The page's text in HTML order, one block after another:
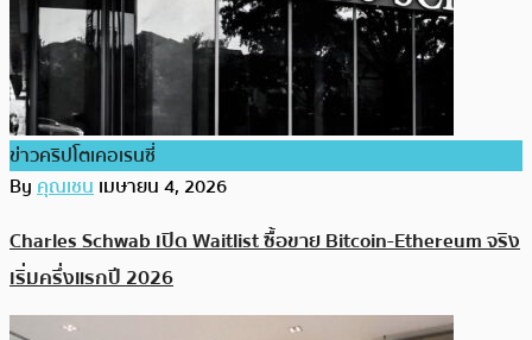
ข่าวคริปโตเคอเรนซี่
Byคุณเชนเมษายน 4, 2026
Charles Schwab เปิด Waitlist ซื้อขาย Bitcoin-Ethereum จริง
เริ่มครึ่งแรกปี 2026